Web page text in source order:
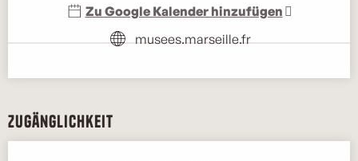
Zu Google Kalender hinzufügen
musees.marseille.fr
Zugänglichkeit